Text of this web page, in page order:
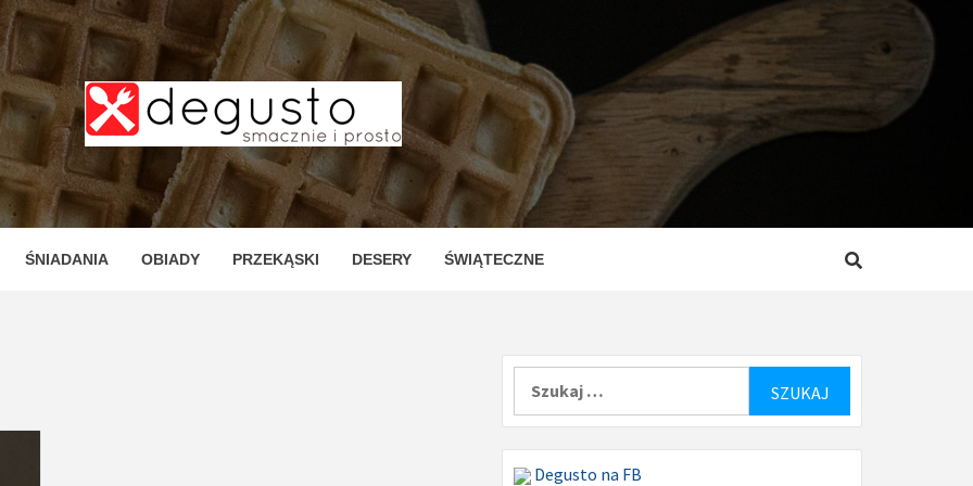
– PRZEPISY
I PROSTE
ŚNIADANIA OBIADY PRZEKĄSKI DESERY ŚWIĄTECZNE
Degusto na FB